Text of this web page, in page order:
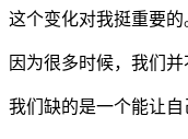
这个变化对我挺重要的
因为很多时候，我们并
我们缺的是一个能让自